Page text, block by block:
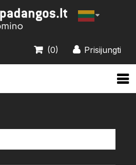
Prisijungti
(0)